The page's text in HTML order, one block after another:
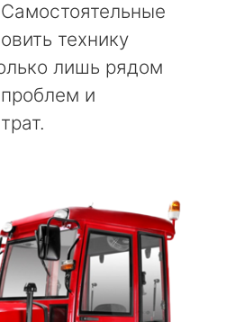
технику
лишь рядом
и